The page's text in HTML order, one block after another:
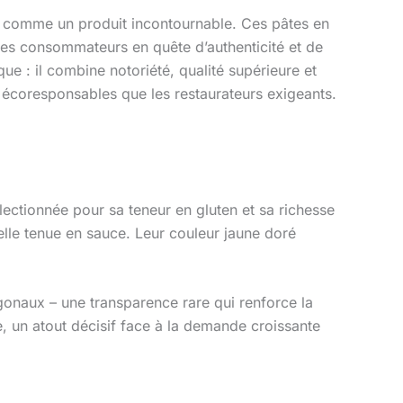
un produit incontournable. Ces pâtes en
consommateurs en quête d’authenticité et de
: il combine notoriété, qualité supérieure et
que les restaurateurs exigeants.
pour sa teneur en gluten et sa richesse
tenue en sauce. Leur couleur jaune doré
– une transparence rare qui renforce la
un atout décisif face à la demande croissante